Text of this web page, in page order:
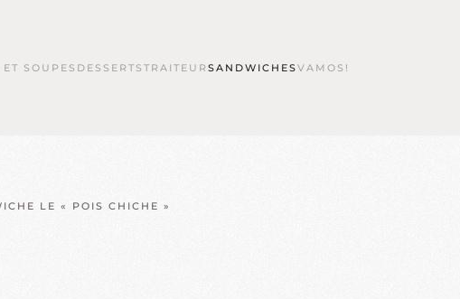
SOUPES DESSERTS TRAITEUR SANDWICHESVAMOS!
LE « POIS CHICHE »